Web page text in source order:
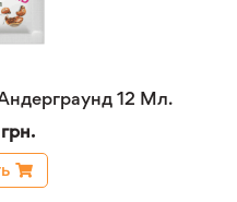
12 Мл.